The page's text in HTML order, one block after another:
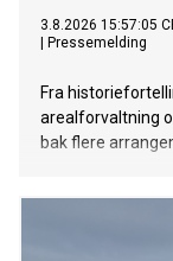
3.8.2026 15:57:05
Pressemelding
Fra
arealforvaltning
bak flere